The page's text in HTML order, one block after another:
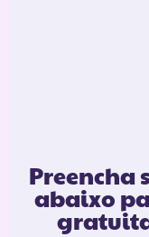
Preencha
abaixo